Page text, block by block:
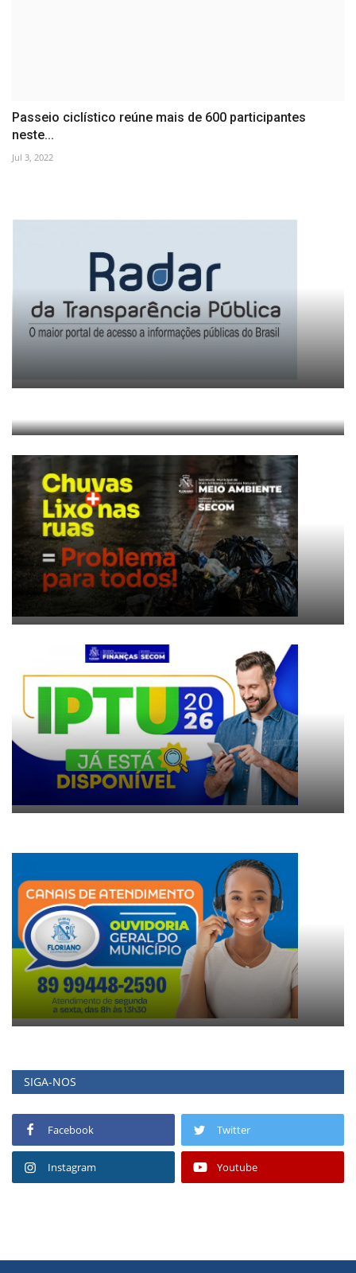
Passeio ciclístico reúne mais de 600 participantes
neste...
Jul 3, 2022
SIGA-NOS
Facebook Twitter
Instagram Youtube